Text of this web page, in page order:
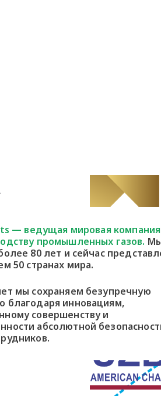
— ведущая мировая компания
промышленных газов.
80 лет и сейчас
50 странах мира.
мы сохраняем безупречную
благодаря инновациям,
совершенству и
абсолютной